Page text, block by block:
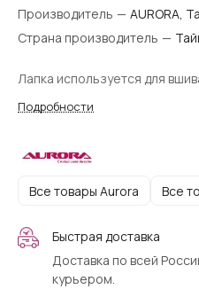
Производитель — AURORA,
Страна производитель —
Лапка используется для
Подробности
Все товары Aurora Все
Быстрая доставка
Доставка по всей
курьером.